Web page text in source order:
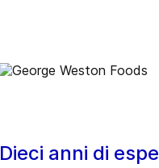
Dieci anni di